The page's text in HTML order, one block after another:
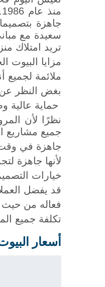
منذ عام 1986. في مباني
جاهزة
سعيدة مع
تريد امتلاك
مزايا البيوت
ملائمة لجميع
بغض النظر عن
حماية عالية
نظرًا لأن
جميع مشاريع
جاهزة في
لأنها جاهزة
خيارات
قد يفضل
فعاله من حيث
تكلفة جميع
أسعار